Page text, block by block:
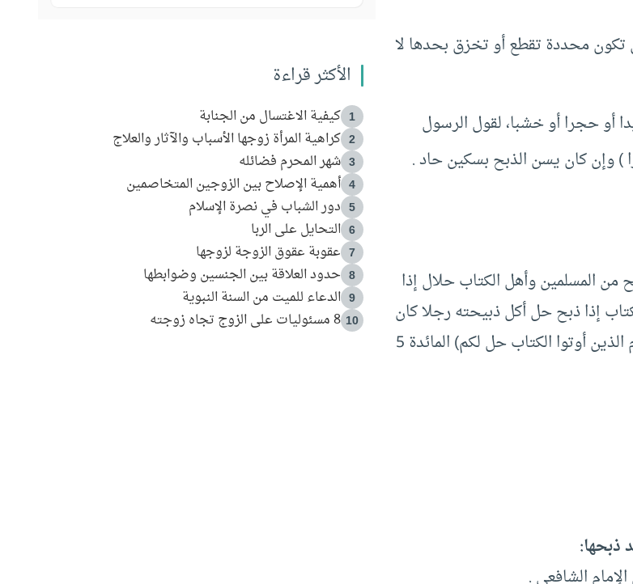
تكون محددة تقطع أو تخزق بحدها لا
أو حجرا أو خشبا، لقول الرسول
)‏ وإن كان يسن الذبح بسكين حاد .‏
المسلمين وأهل الكتاب حلال إذا
إذا ذبح حل أكل ذبيحته رجلا كان
أو امرأة بالغا أو صبيا ولا يعلم في هذا خلاف -‏ لقوله تعالى (وطعام الذين أوتوا الكتاب حل لكم) المائدة ‏5
ذبحها:
الشافعى .‏
الأكثر قراءة
1 كيفية الاغتسال من الجنابة
2 كراهية المرأة زوجها الأسباب والآثار والعلاج
3 شهر المحرم فضائله
4 أهمية الإصلاح بين الزوجين المتخاصمين
5 دور الشباب في نصرة الإسلام
6 التحايل على الربا
7 عقوبة عقوق الزوجة لزوجها
8 حدود العلاقة بين الجنسين وضوابطها
9 الدعاء للميت من السنة النبوية
10 8 مسئوليات على الزوج تجاه زوجته